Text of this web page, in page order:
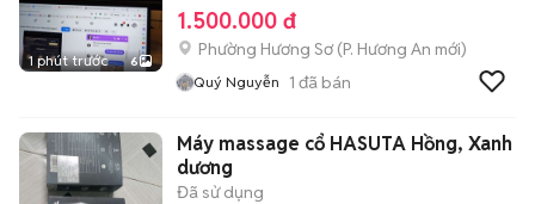
1 phút trước 6
1.500.000 đ
Phường Hương Sơ(P. Hương An mới)
Quý Nguyễn 1 đã bán
Máy massage cổ HASUTA Hồng, Xanh
dương
Đã sử dụng